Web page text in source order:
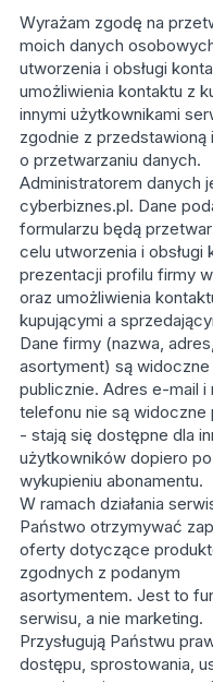
Wyrażam zgodę na
moich danych
utworzenia i obsługi
umożliwienia kontaktu z
innymi użytkownikami
zgodnie z przedstawioną
o przetwarzaniu danych.
Administratorem danych
cyberbiznes.pl. Dane
formularzu będą
celu utworzenia i obsługi
prezentacji profilu firmy
oraz umożliwienia
kupującymi a
Dane firmy (nazwa, adres,
asortyment) są widoczne
publicznie. Adres e-mail i
telefonu nie są widoczne
- stają się dostępne dla
użytkowników dopiero po
wykupieniu abonamentu.
W ramach działania
Państwo otrzymywać
oferty dotyczące
zgodnych z podanym
asortymentem. Jest to
serwisu, a nie marketing.
Przysługują Państwu
dostępu, sprostowania,